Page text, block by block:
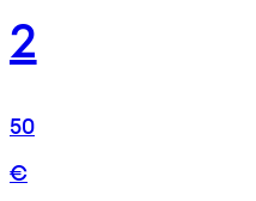
2
50
€